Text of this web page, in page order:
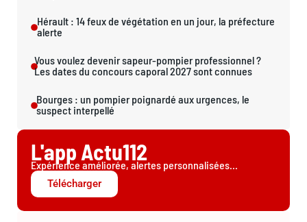
Hérault : 14 feux de végétation en un jour, la préfecture
alerte
Vous voulez devenir sapeur-pompier professionnel ?
Les dates du concours caporal 2027 sont connues
Bourges : un pompier poignardé aux urgences, le
suspect interpellé
L'app Actu112
Expérience améliorée, alertes personnalisées...
Télécharger